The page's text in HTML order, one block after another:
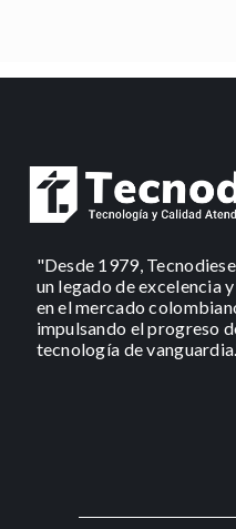
"Desde 1979,
un legado de excelencia
en el mercado
impulsando el progreso
tecnología de